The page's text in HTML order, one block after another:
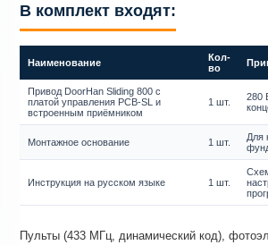
В комплект входят:
Наименование
Кол-
во
Привод DoorHan Sliding 800 с
платой управления PCB-SL и
встроенным приёмником
1 шт.
280
Монтажное основание 1 шт.
Для
Инструкция на русском языке 1 шт.
Пульты (433 МГц, динамический код),